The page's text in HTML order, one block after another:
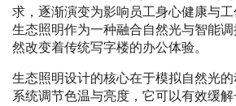
求，逐渐演变为影响员工身心健康与工
生态照明作为一种融合自然光与智能
然改变着传统写字楼的办公体验。
生态照明设计的核心在于模拟自然光
系统调节色温与亮度，它可以有效缓